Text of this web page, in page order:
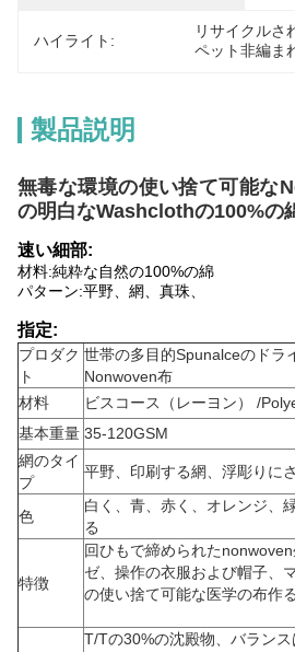
ハイライト:
リサイクルさ
ペット非編ま
製品説明
無毒な環境の使い捨て可能な
の明白なWashclothの100%の
速い細部:
材料:純粋な自然の100%の綿
パターン:平野、網、真珠、
指定:
プロダク
ト
世帯の多目的Spunalceのドラ
Nonwoven布
材料
ビスコース（レーヨン） /
基本重量 35-120GSM
網のタイ
プ
平野、印刷する網、浮彫りに
色
白く、青、赤く、オレンジ、
る
特徴
回ひもで締められた
ゼ、操作の衣服および帽子、
の使い捨て可能な医学の布作
T/Tの30%の沈殿物、バランス